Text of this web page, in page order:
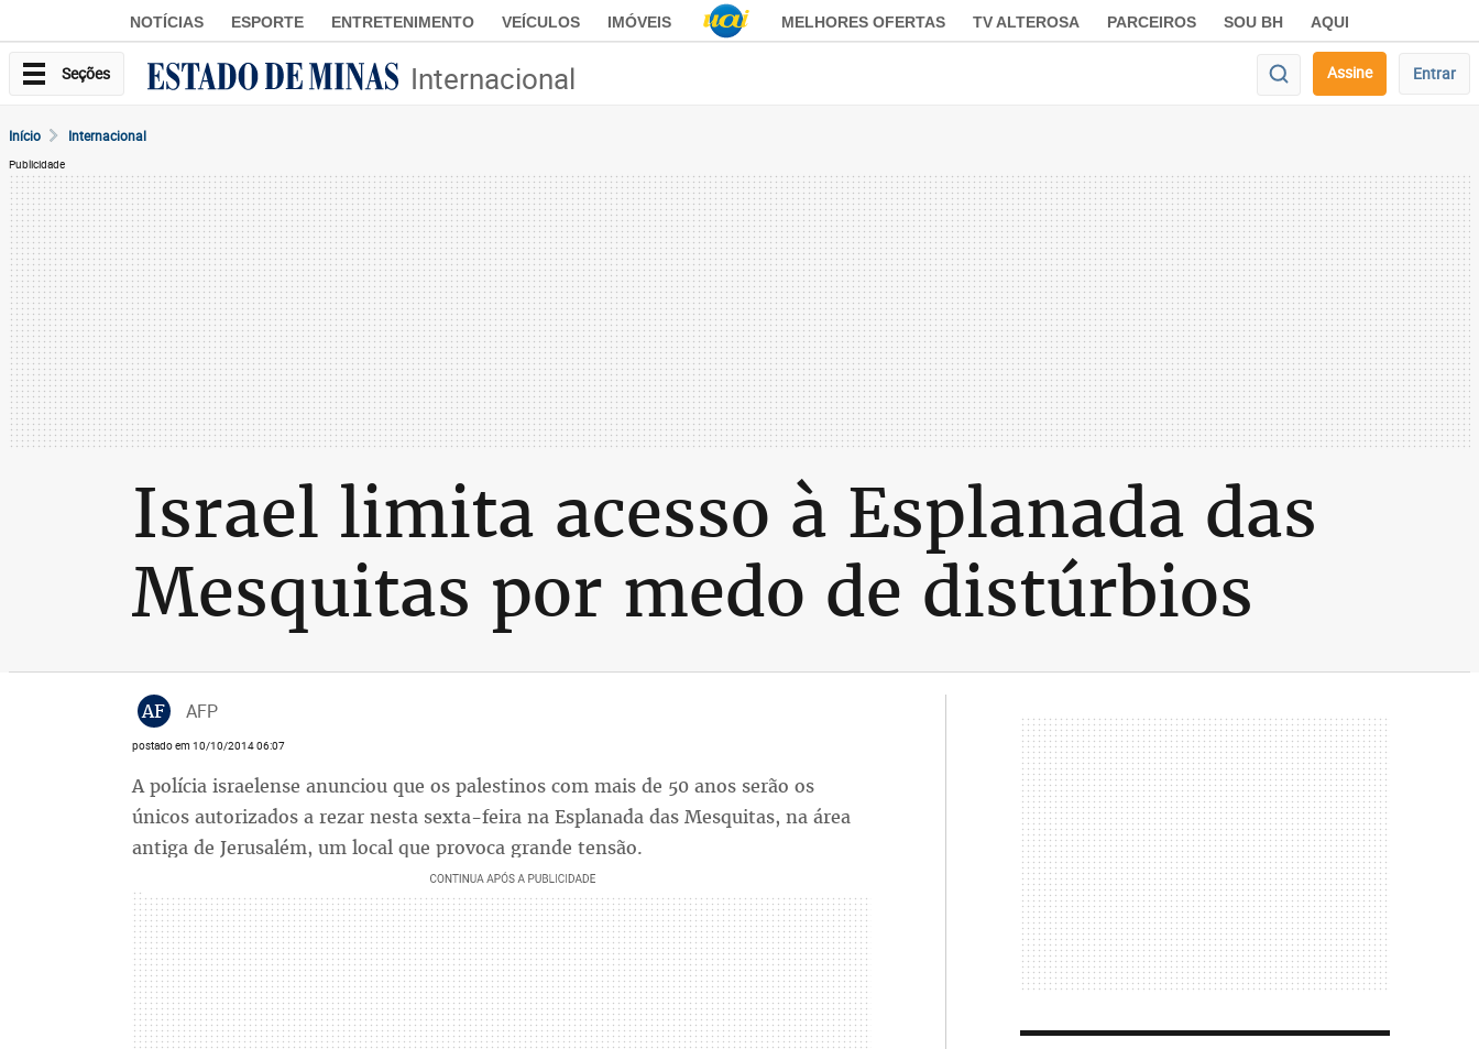
NOTÍCIAS ESPORTE ENTRETENIMENTO VEÍCULOS IMÓVEIS MELHORES OFERTAS TV ALTEROSA PARCEIROS SOU BH AQUI
Seções Internacional Assine Entrar
Início Internacional
Publicidade
Israel limita acesso à Esplanada das
Mesquitas por medo de distúrbios
AF AFP
postado em 10/10/2014 06:07
A polícia israelense anunciou que os palestinos com mais de 50 anos serão os
únicos autorizados a rezar nesta sexta-feira na Esplanada das Mesquitas, na área
antiga de Jerusalém, um local que provoca grande tensão.